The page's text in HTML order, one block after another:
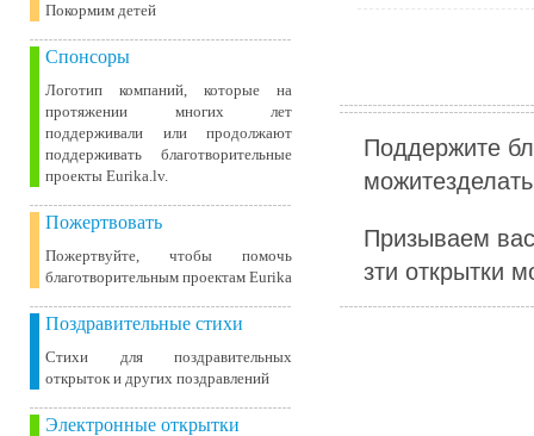
Покормим детей
Спонсоры
Логотип компаний, которые на
протяжении многих лет
поддерживали или продолжают
поддерживать благотворительные
проекты Eurika.lv.
Пожертвовать
Пожертвуйте, чтобы помочь
благотворительным проектам Eurika
Поздравительные стихи
Стихи для поздравительных
открыток и других поздравлений
Электронные открытки
Поддержите
Призываем
зти открытки